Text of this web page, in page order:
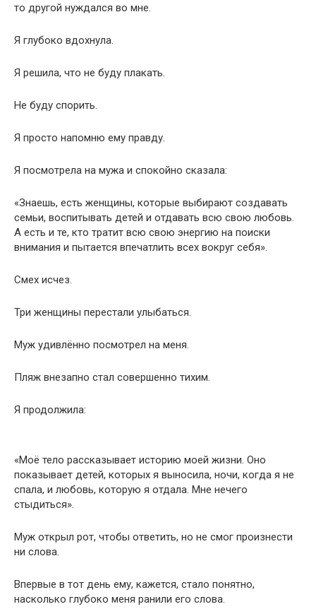
то другой нуждался во мне.
Я глубоко вдохнула.
Я решила, что не буду плакать.
Не буду спорить.
Я просто напомню ему правду.
Я посмотрела на мужа и спокойно сказала:
«Знаешь, есть женщины, которые выбирают создавать
семьи, воспитывать детей и отдавать всю свою любовь.
А есть и те, кто тратит всю свою энергию на поиски
внимания и пытается впечатлить всех вокруг себя».
Смех исчез.
Три женщины перестали улыбаться.
Муж удивлённо посмотрел на меня.
Пляж внезапно стал совершенно тихим.
Я продолжила:
«Моё тело рассказывает историю моей жизни. Оно
показывает детей, которых я выносила, ночи, когда я не
спала, и любовь, которую я отдала. Мне нечего
стыдиться».
Муж открыл рот, чтобы ответить, но не смог произнести
ни слова.
Впервые в тот день ему, кажется, стало понятно,
насколько глубоко меня ранили его слова.